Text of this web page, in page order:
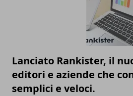
Lanciato Rankister, il
editori e aziende che
semplici e veloci.